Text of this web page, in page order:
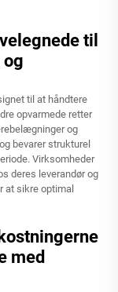
til
og
til at håndtere
opvarmede retter
og
bevarer strukturel
Virksomheder
deres leverandør og
at sikre optimal
med